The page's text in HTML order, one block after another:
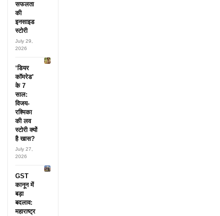
सफलता
की
इनसाइड
स्टोरी
July 29,
2026
‘डियर
कॉमरेड’
के 7
साल:
विजय-
रश्मिका
की लव
स्टोरी क्यों
है खास?
July 27,
2026
GST
कानून में
बड़ा
बदलाव:
महाराष्ट्र